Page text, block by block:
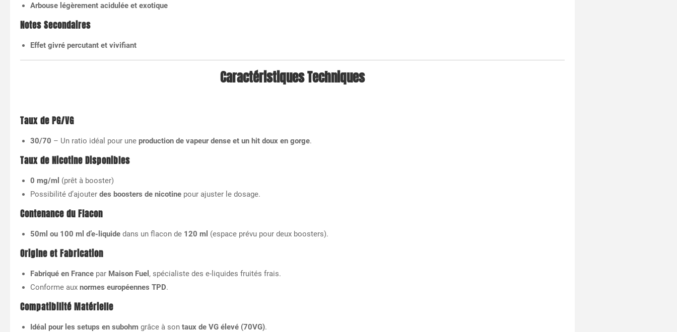
Arbouse légèrement acidulée et exotique
Notes Secondaires
Effet givré percutant et vivifiant
Caractéristiques Techniques
Taux de PG/VG
30/70 – Un ratio idéal pour une production de vapeur dense et un hit doux en gorge.
Taux de Nicotine Disponibles
0 mg/ml (prêt à booster)
Possibilité d’ajouter des boosters de nicotine pour ajuster le dosage.
Contenance du Flacon
50ml ou 100 ml d’e-liquide dans un flacon de 120 ml (espace prévu pour deux boosters).
Origine et Fabrication
Fabriqué en France par Maison Fuel , spécialiste des e-liquides fruités frais.
Conforme aux normes européennes TPD.
Compatibilité Matérielle
Idéal pour les setups en subohm grâce à son taux de VG élevé (70VG).